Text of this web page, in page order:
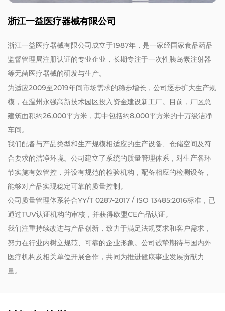
浙江一益医疗器械有限公司
浙江一益医疗器械有限公司成立于1987年，是一家经国家食品药品
监督管理局注册认证的专业企业，长期专注于一次性胰岛素注射器
等无菌医疗器械的研发与生产。
为适应2009至2019年间市场需求的稳步增长，公司逐步扩大生产规
模，在温州永强高新技术园区投入资金建设新工厂。目前，厂区总
建筑面积约26,000平方米，其中包括约8,000平方米的十万级洁净
车间。
我们配备与产品类型和生产规模相适应的生产设备、仓储空间及符
合要求的洁净环境。公司建立了系统的质量管理体系，对生产各环
节实施有效管控，并设有规范的检验机构，配备相应的检测设备，
能够对产品实现稳定可靠的质量控制。
公司质量管理体系符合YY/T 0287-2017 / ISO 13485:2016标准，已
通过TUV认证机构的审核，并获得欧盟CE产品认证。
我们注重持续改进与产品创新，致力于满足法规要求和客户需求，
努力在行业内树立规范、可靠的企业形象。公司诚挚期待与国内外
医疗机构及相关单位开展合作，共同为推进健康事业发展贡献力
量。